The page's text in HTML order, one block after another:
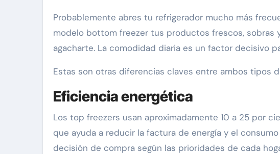
Probablemente abres tu refrigerador mucho más
modelo bottom freezer tus productos frescos, sobras
agacharte. La comodidad diaria es un factor decisivo
Estas son otras diferencias claves entre ambos tipos
Eficiencia energética
Los top freezers usan aproximadamente 10 a 25 por
que ayuda a reducir la factura de energía y el
decisión de compra según las prioridades de cada